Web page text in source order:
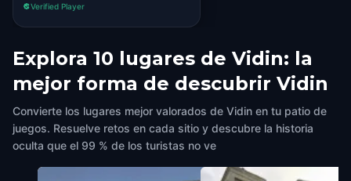
Verified Player
Explora 10 lugares de Vidin: la
mejor forma de descubrir Vidin
Convierte los lugares mejor valorados de Vidin en tu patio de
juegos. Resuelve retos en cada sitio y descubre la historia
oculta que el 99 % de los turistas no ve